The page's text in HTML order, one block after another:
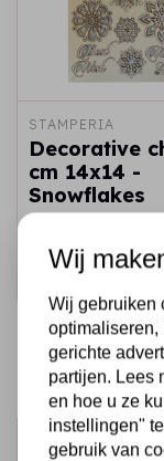
STAMPERIA
Decorative
cm 14x14 -
Snowflakes
Snel toevoegen
Schrijf je in
Wij
Wij gebruiken
optimaliseren,
gerichte
partijen. Lees
en hoe u ze
instellingen"
gebruik van